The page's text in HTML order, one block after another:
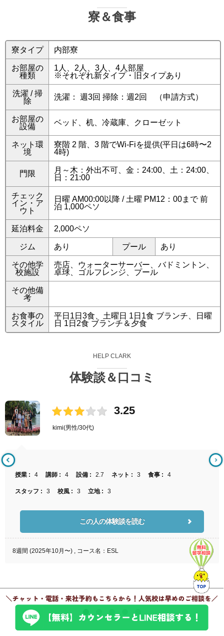
寮＆食事
寮タイプ 内部寮
お部屋の
種類
1人、2人、3人、4人部屋
※それぞれ新タイプ・旧タイプあり
洗濯 / 掃
除
洗濯： 週3回 掃除：週2回 （申請方式）
お部屋の
設備
ベッド、机、冷蔵庫、クローゼット
ネット環
境
寮階 2 階、3 階でWi-Fiを提供(平日は6時〜2
4時)
門限
月～木：外出不可、金：24:00、土：24:00、
日：21:00
チェック
イン・ア
ウト
日曜 AM00:00以降 / 土曜 PM12：00まで 前
泊 1,000ペソ
延泊料金 2,000ペソ
ジム あり プール あり
その他学
校施設
売店、ウォーターサーバー、バドミントン、
卓球、ゴルフレンジ、プール
その他備
考
お食事の
スタイル
平日1日3食、土曜日 1日1食 ブランチ、日曜
日 1日2食 ブランチ＆夕食
HELP CLARK
体験談＆口コミ
kimi(男性/30代)
3.25
授業 : 4 講師 : 4 設備 : 2.7 ネット : 3 食事 : 4
スタッフ : 3 校風 : 3 立地 : 3
この人の体験談を読む
8週間 (2025年10月〜) , コース名：ESL